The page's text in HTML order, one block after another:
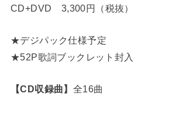
CD+DVD 3,300円（税抜）
★デジパック仕様予定
★52P歌詞ブックレット封入
【CD収録曲】 全16曲